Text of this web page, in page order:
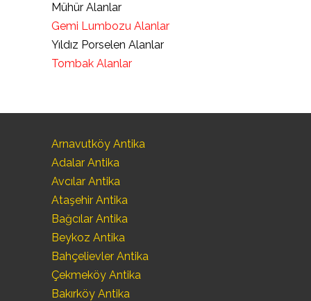
Mühür Alanlar
Gemi Lumbozu Alanlar
Yıldız Porselen Alanlar
Tombak Alanlar
Arnavutköy Antika
Adalar Antika
Avcılar Antika
Ataşehir Antika
Bağcılar Antika
Beykoz Antika
Bahçelievler Antika
Çekmeköy Antika
Bakırköy Antika